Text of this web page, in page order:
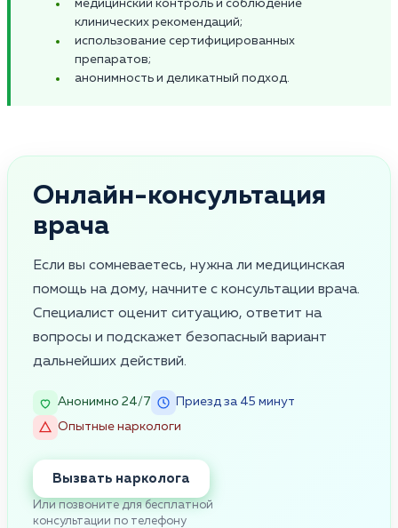
медицинский контроль и соблюдение
клинических рекомендаций;
использование сертифицированных
препаратов;
анонимность и деликатный подход.
Онлайн-консультация
врача
Если вы сомневаетесь, нужна ли медицинская
помощь на дому, начните с консультации врача.
Специалист оценит ситуацию, ответит на
вопросы и подскажет безопасный вариант
дальнейших действий.
Анонимно 24/7
Приезд за 45 минут
Опытные наркологи
Вызвать нарколога
Или позвоните для бесплатной
консультации по телефону